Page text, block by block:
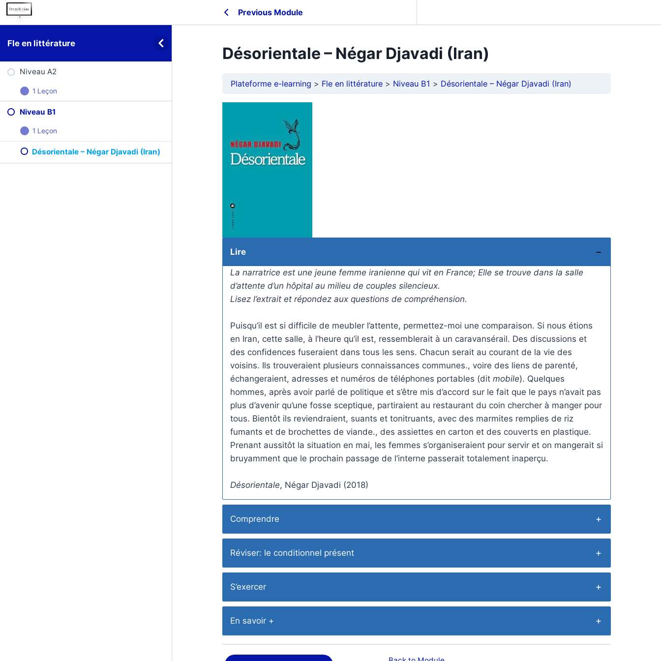
Fle en littérature
Niveau A2
1 Leçon
Les impatientes – Djaïli Amadou Amal
Niveau B1
1 Leçon
Désorientale – Négar Djavadi (Iran)
Previous Module
Désorientale – Négar Djavadi (Iran)
Plateforme e-learning Fle en littérature Niveau B1 Désorientale – Négar Djavadi (Iran)
Lire
La narratrice est une jeune femme iranienne qui vit en France; Elle se trouve dans la salle
d’attente d’un hôpital au milieu de couples silencieux.
Lisez l’extrait et répondez aux questions de compréhension.
Puisqu’il est si difficile de meubler l’attente, permettez-moi une comparaison. Si nous étions
en Iran, cette salle, à l’heure qu’il est, ressemblerait à un caravansérail. Des discussions et
des confidences fuseraient dans tous les sens. Chacun serait au courant de la vie des
voisins. Ils trouveraient plusieurs connaissances communes., voire des liens de parenté,
échangeraient, adresses et numéros de téléphones portables (dit mobile). Quelques
hommes, après avoir parlé de politique et s’être mis d’accord sur le fait que le pays n’avait pas
plus d’avenir qu’une fosse sceptique, partiraient au restaurant du coin chercher à manger pour
tous. Bientôt ils reviendraient, suants et tonitruants, avec des marmites remplies de riz
fumants et de brochettes de viande., des assiettes en carton et des couverts en plastique.
Prenant aussitôt la situation en mai, les femmes s’organiseraient pour servir et on mangerait si
bruyamment que le prochain passage de l’interne passerait totalement inaperçu.
Désorientale, Négar Djavadi (2018)
Comprendre
Réviser: le conditionnel présent
S’exercer
En savoir +